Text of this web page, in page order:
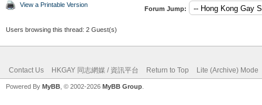
View a Printable Version
Forum Jump:
Users browsing this thread: 2 Guest(s)
Contact Us HKGAY 同志網媒 / 資訊平台 Return to Top Lite (Archive) Mode
Powered By MyBB , © 2002-2026 MyBB Group